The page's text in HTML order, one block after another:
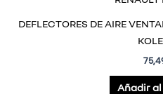
DEFLECTORES DE AIRE
Añadir